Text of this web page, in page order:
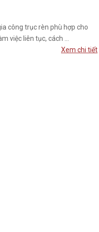
công trục rèn phù hợp cho
việc liên tục, cách ...
Xem chi tiết